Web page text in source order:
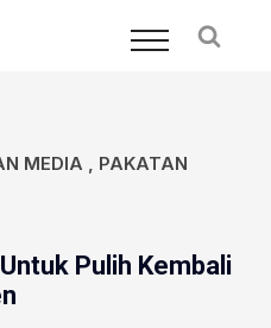
MEDIA , PAKATAN
Pulih Kembali